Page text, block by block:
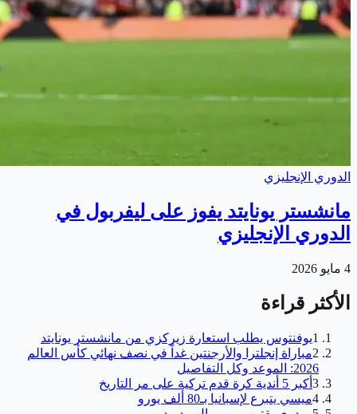
الدوري الإنجليزي
مانشستر يونايتد يفوز على ليفربول في
الدوري الإنجليزي
4 مايو 2026
الأكثر قراءة
1يوفنتوس يطلب استعارة زيركزي من مانشستر يونايتد
2مباراة إنجلترا والأرجنتين غداً في نصف نهائي كأس العالم
2026: الموعد وكل التفاصيل
3 أكبر 5 أندية كرة قدم تركية على مر التاريخ
4ميسي يتبرع لإسبانيا بـ80 ألف يورو